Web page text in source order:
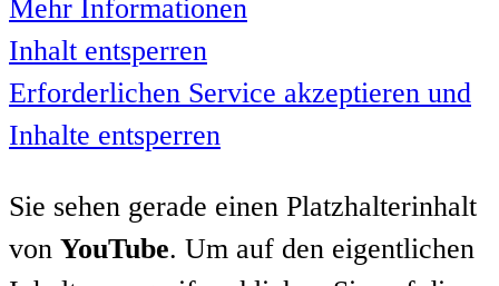
Mehr Informationen
Inhalt entsperren
Erforderlichen Service akzeptieren und
Inhalte entsperren
Sie sehen gerade einen Platzhalterinhalt
von YouTube. Um auf den eigentlichen